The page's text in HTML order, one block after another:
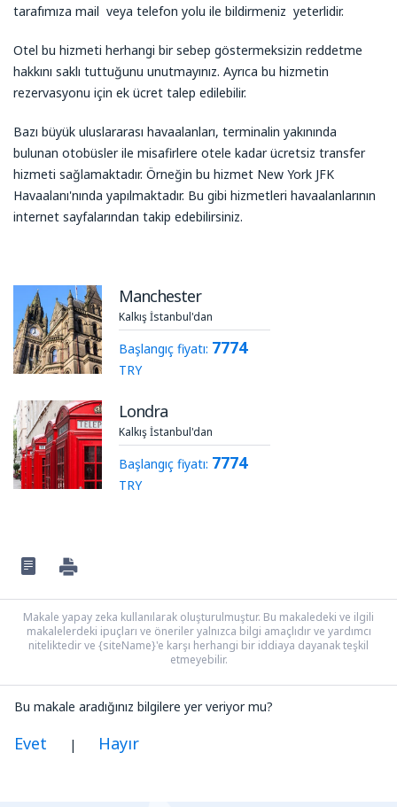
tarafımıza mail veya telefon yolu ile bildirmeniz yeterlidir.
Otel bu hizmeti herhangi bir sebep göstermeksizin reddetme
hakkını saklı tuttuğunu unutmayınız. Ayrıca bu hizmetin
rezervasyonu için ek ücret talep edilebilir.
Bazı büyük uluslararası havaalanları, terminalin yakınında
bulunan otobüsler ile misafirlere otele kadar ücretsiz transfer
hizmeti sağlamaktadır. Örneğin bu hizmet New York JFK
Havaalanı'nında yapılmaktadır. Bu gibi hizmetleri havaalanlarının
internet sayfalarından takip edebilirsiniz.
Manchester
Kalkış İstanbul'dan
Başlangıç fiyatı: 7774
TRY
Londra
Kalkış İstanbul'dan
Başlangıç fiyatı: 7774
TRY
Makale yapay zeka kullanılarak oluşturulmuştur. Bu makaledeki ve ilgili
makalelerdeki ipuçları ve öneriler yalnızca bilgi amaçlıdır ve yardımcı
niteliktedir ve {siteName}'e karşı herhangi bir iddiaya dayanak teşkil
etmeyebilir.
Bu makale aradığınız bilgilere yer veriyor mu?
Evet | Hayır